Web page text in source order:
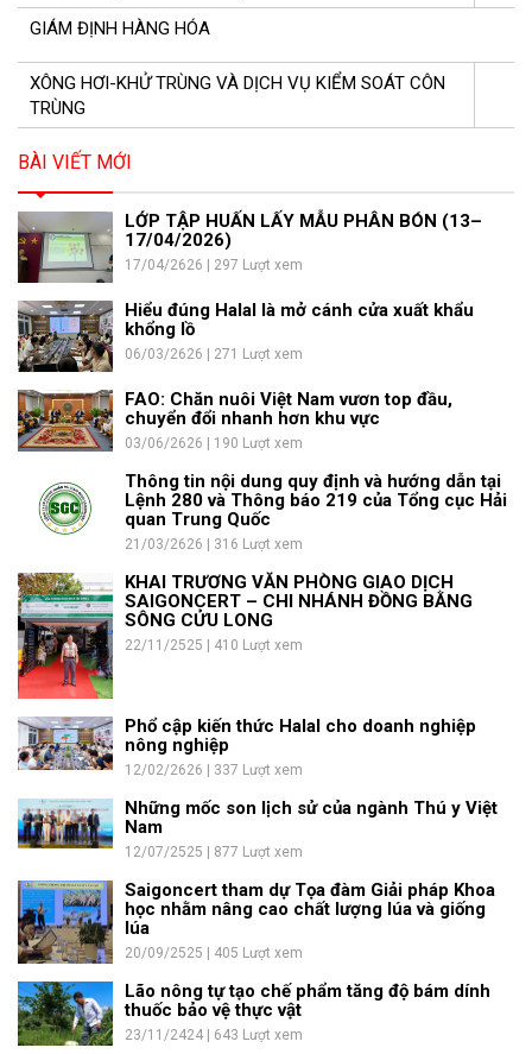
GIÁM ĐỊNH HÀNG HÓA
XÔNG HƠI-KHỬ TRÙNG VÀ DỊCH VỤ KIỂM SOÁT CÔN
TRÙNG
BÀI VIẾT MỚI
LỚP TẬP HUẤN LẤY MẪU PHÂN BÓN (13–
17/04/2026)
17/04/2626 | 297 Lượt xem
Hiểu đúng Halal là mở cánh cửa xuất khẩu
khổng lồ
06/03/2626 | 271 Lượt xem
FAO: Chăn nuôi Việt Nam vươn top đầu,
chuyển đổi nhanh hơn khu vực
03/06/2626 | 190 Lượt xem
Thông tin nội dung quy định và hướng dẫn tại
Lệnh 280 và Thông báo 219 của Tổng cục Hải
quan Trung Quốc
21/03/2626 | 316 Lượt xem
KHAI TRƯƠNG VĂN PHÒNG GIAO DỊCH
SAIGONCERT – CHI NHÁNH ĐỒNG BẰNG
SÔNG CỬU LONG
22/11/2525 | 410 Lượt xem
Phổ cập kiến thức Halal cho doanh nghiệp
nông nghiệp
12/02/2626 | 337 Lượt xem
Những mốc son lịch sử của ngành Thú y Việt
Nam
12/07/2525 | 877 Lượt xem
Saigoncert tham dự Tọa đàm Giải pháp Khoa
học nhằm nâng cao chất lượng lúa và giống
lúa
20/09/2525 | 405 Lượt xem
Lão nông tự tạo chế phẩm tăng độ bám dính
thuốc bảo vệ thực vật
23/11/2424 | 643 Lượt xem